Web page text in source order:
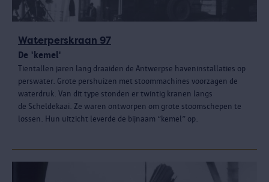
Waterperskraan 97
De 'kemel'
Tientallen jaren lang draaiden de Antwerpse haveninstallaties op
perswater. Grote pershuizen met stoommachines voorzagen de
waterdruk. Van dit type stonden er twintig kranen langs
de Scheldekaai. Ze waren ontworpen om grote stoomschepen te
lossen. Hun uitzicht leverde de bijnaam “kemel” op.